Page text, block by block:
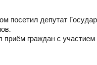
посетил депутат
граждан с участием